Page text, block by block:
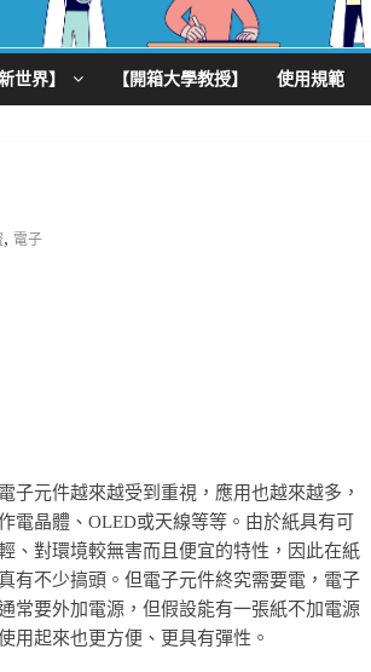
世界】 【開箱大學教授】 使用規範
, 電子
子元件越來越受到重視，應用也越來越多，
電晶體、OLED或天線等等。由於紙具有可
、對環境較無害而且便宜的特性，因此在紙
有不少搞頭。但電子元件終究需要電，電子
常要外加電源，但假設能有一張紙不加電源
用起來也更方便、更具有彈性。